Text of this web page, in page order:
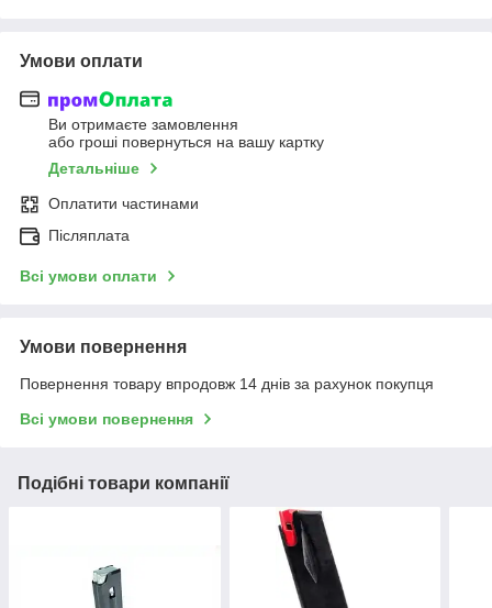
Умови оплати
Ви отримаєте замовлення
або гроші повернуться на вашу картку
Детальніше
Оплатити частинами
Післяплата
Всі умови оплати
Умови повернення
Повернення товару впродовж 14 днів за рахунок покупця
Всі умови повернення
Подібні товари компанії